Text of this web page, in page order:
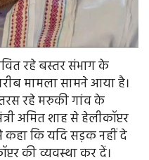
रहे बस्तर संभाग के
मामला सामने आया है।
रहे मरुकी गांव के
अमित शाह से हेलीकॉप्टर
कहा कि यदि सड़क नहीं दे
की व्यवस्था कर दें।